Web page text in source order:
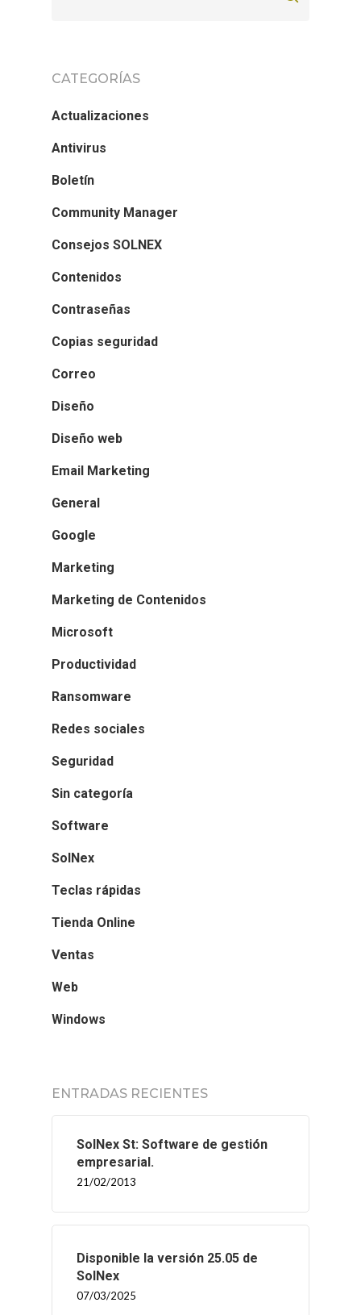
CATEGORÍAS
Actualizaciones
Antivirus
Boletín
Community Manager
Consejos SOLNEX
Contenidos
Contraseñas
Copias seguridad
Correo
Diseño
Diseño web
Email Marketing
General
Google
Marketing
Marketing de Contenidos
Microsoft
Productividad
Ransomware
Redes sociales
Seguridad
Sin categoría
Software
SolNex
Teclas rápidas
Tienda Online
Ventas
Web
Windows
ENTRADAS RECIENTES
SolNex St: Software de gestión
empresarial.
21/02/2013
Disponible la versión 25.05 de
SolNex
07/03/2025